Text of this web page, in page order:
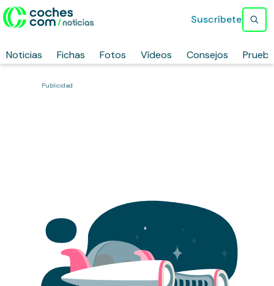
Noticias Fichas Fotos Vídeos Consejos
Suscríbete
Publicidad